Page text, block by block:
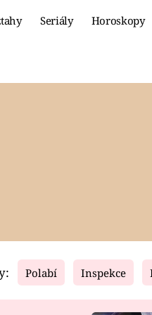
Seriály Horoskopy
Polabí Inspekce